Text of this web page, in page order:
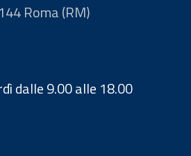
Roma (RM)
dalle 9.00 alle 18.00